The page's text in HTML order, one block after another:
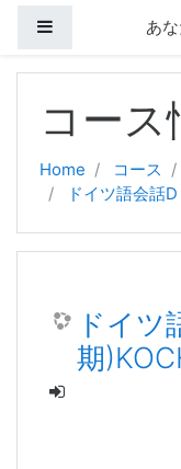
サイドパネルあ
コース
Home コース
ドイツ語会話D
ドイツ
期